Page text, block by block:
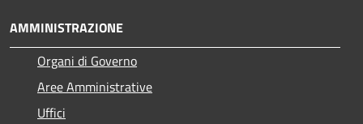
AMMINISTRAZIONE
Organi di Governo
Aree Amministrative
Uffici